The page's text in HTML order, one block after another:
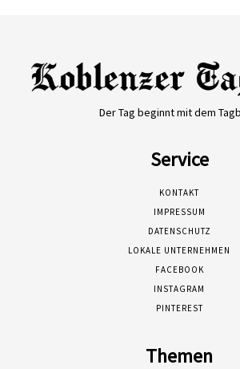
Der Tag beginnt mit dem
Service
KONTAKT
IMPRESSUM
DATENSCHUTZ
LOKALE UNTERNEHMEN
FACEBOOK
INSTAGRAM
PINTEREST
Themen